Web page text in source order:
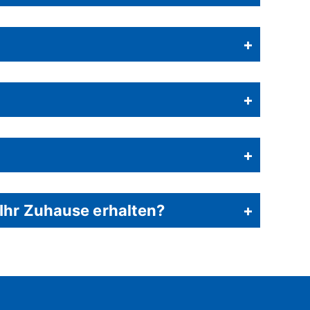
+
+
+
Zuhause erhalten? +